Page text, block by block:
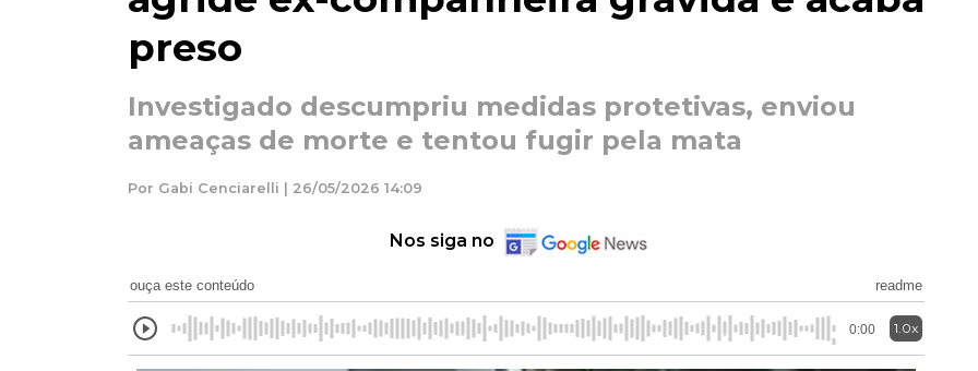
preso
Investigado descumpriu medidas protetivas, enviou
ameaças de morte e tentou fugir pela mata
Por Gabi Cenciarelli | 26/05/2026 14:09
Nos siga no
ouça este conteúdo readme
0:00 1.0x